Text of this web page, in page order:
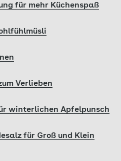
für mehr Küchenspaß
Verlieben
winterlichen Apfelpunsch
für Groß und Klein